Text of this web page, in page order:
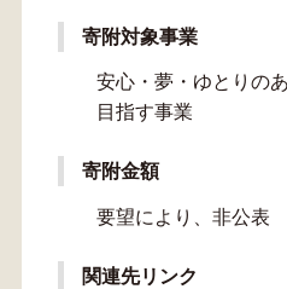
寄附対象事業
安心・夢・ゆとりの
目指す事業
寄附金額
要望により、非公表
関連先リンク